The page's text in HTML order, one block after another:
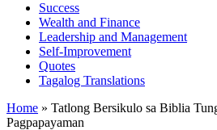
Success
Wealth and Finance
Leadership and Management
Self-Improvement
Quotes
Tagalog Translations
Home » Tatlong Bersikulo sa Biblia
Pagpapayaman